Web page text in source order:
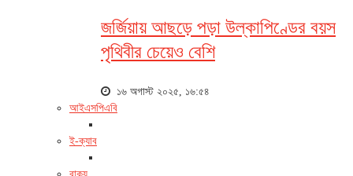
জর্জিয়ায় আছড়ে পড়া উল্কাপিণ্ডের বয়স
পৃথিবীর চেয়েও বেশি
১৬ অগাস্ট ২০২৫, ১৬:৫৪
আইএসপিএবি
ই-ক্যাব